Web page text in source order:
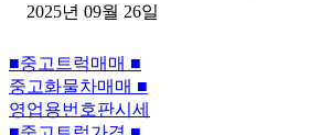
2025년 09월 26일
■중고트럭매매 ■
중고화물차매매 ■
영업용번호판시세